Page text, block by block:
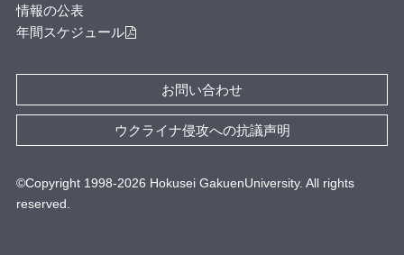
情報の公表
年間スケジュール
お問い合わせ
ウクライナ侵攻への抗議声明
©Copyright 1998-2026 Hokusei GakuenUniversity. All rights
reserved.